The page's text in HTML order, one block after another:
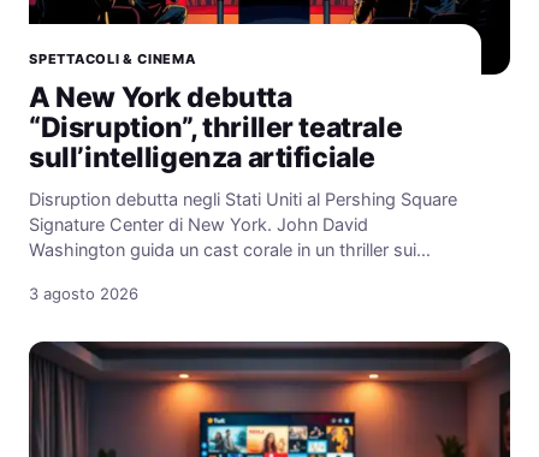
SPETTACOLI & CINEMA
A New York debutta
“Disruption”, thriller teatrale
sull’intelligenza artificiale
Disruption debutta negli Stati Uniti al Pershing Square
Signature Center di New York. John David
Washington guida un cast corale in un thriller sui…
3 agosto 2026